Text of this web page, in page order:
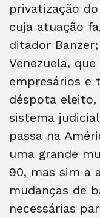
privatização
cuja atuação
ditador
Venezuela,
empresários e
déspota
sistema
passa na
uma grande
90, mas sim a
mudanças de
necessárias